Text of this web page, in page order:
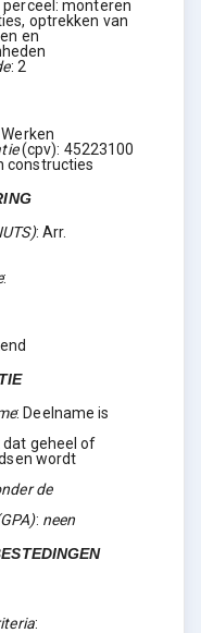
monteren
optrekken van
en
: 2
Werken
(cpv): 45223100
constructies
: Arr.
:
: Deelname is
geheel of
wordt
de
: neen
: